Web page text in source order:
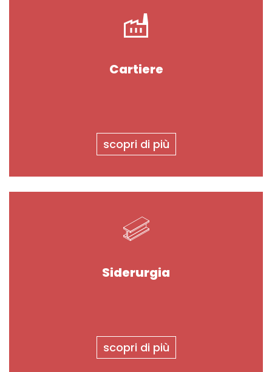
Cartiere
scopri di più
Siderurgia
scopri di più